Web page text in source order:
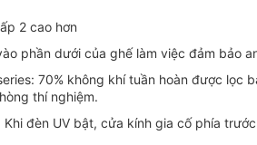
2 cao hơn
phần dưới của ghế làm việc đảm bảo
70% không khí tuần hoàn được lọc
thí nghiệm.
đèn UV bật, cửa kính gia cố phía